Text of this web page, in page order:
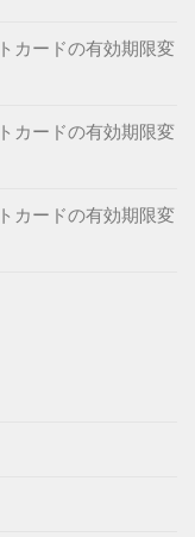
カードの有効期限変
カードの有効期限変
カードの有効期限変